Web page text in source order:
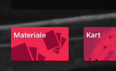
Materiale Kart